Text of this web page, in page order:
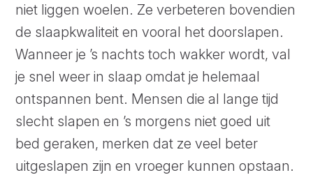
niet liggen woelen. Ze verbeteren bovendien
de slaapkwaliteit en vooral het doorslapen.
Wanneer je ’s nachts toch wakker wordt, val
je snel weer in slaap omdat je helemaal
ontspannen bent. Mensen die al lange tijd
slecht slapen en ’s morgens niet goed uit
bed geraken, merken dat ze veel beter
uitgeslapen zijn en vroeger kunnen opstaan.